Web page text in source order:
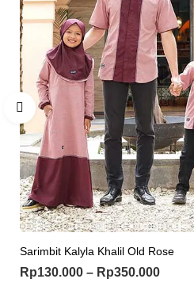
Sarimbit Kalyla Khalil Old Rose
Rp130.000 – Rp350.000